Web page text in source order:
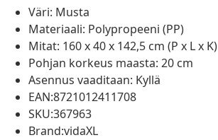
Väri: Musta
Materiaali: Polypropeeni (PP)
Mitat: 160 x 40 x 142,5 cm (P x L x K)
Pohjan korkeus maasta: 20 cm
Asennus vaaditaan: Kyllä
EAN:8721012411708
SKU:367963
Brand:vidaXL